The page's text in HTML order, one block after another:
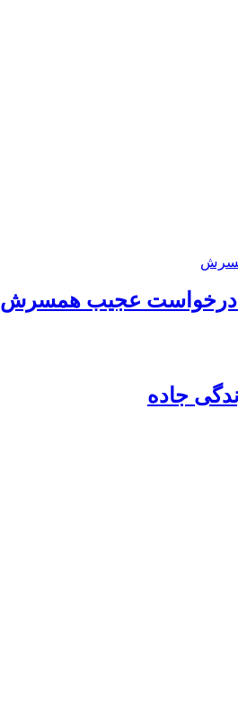
و درخواست عجیب همسرش
جاده